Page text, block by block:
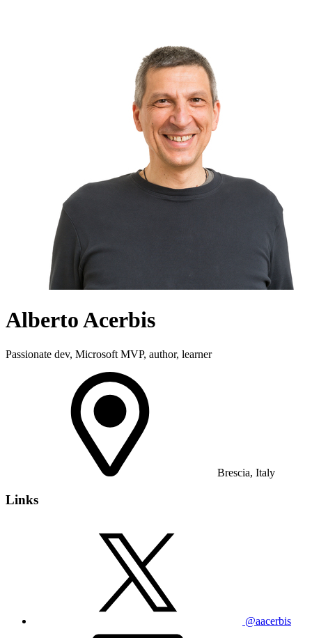
Alberto Acerbis
Passionate dev, Microsoft MVP, author, learner
Brescia, Italy
Links
@aacerbis